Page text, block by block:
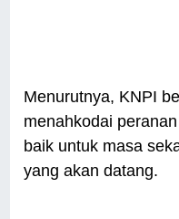
Menurutnya, KNPI
menahkodai
baik untuk masa
yang akan datang.